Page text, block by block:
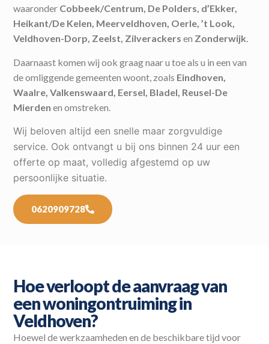
waaronder Cobbeek/Centrum, De Polders, d’Ekker,
Heikant/De Kelen, Meerveldhoven, Oerle, ’t Look,
Veldhoven-Dorp, Zeelst, Zilverackers en Zonderwijk.
Daarnaast komen wij ook graag naar u toe als u in een van
de omliggende gemeenten woont, zoals Eindhoven,
Waalre, Valkenswaard, Eersel, Bladel, Reusel-De
Mierden en omstreken.
Wij beloven altijd een snelle maar zorgvuldige
service. Ook ontvangt u bij ons binnen 24 uur een
offerte op maat, volledig afgestemd op uw
persoonlijke situatie.
0620909728
Hoe verloopt de aanvraag van
een woningontruiming in
Veldhoven?
Hoewel de werkzaamheden en de beschikbare tijd voor